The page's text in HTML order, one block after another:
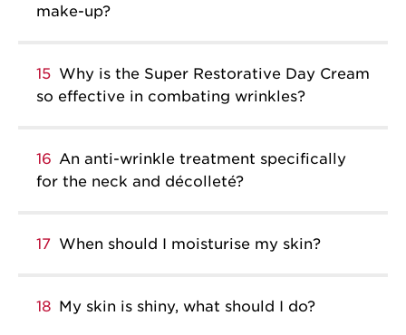
make-up?
15 Why is the Super Restorative Day Cream
so effective in combating wrinkles?
16 An anti-wrinkle treatment specifically
for the neck and décolleté?
17 When should I moisturise my skin?
18 My skin is shiny, what should I do?